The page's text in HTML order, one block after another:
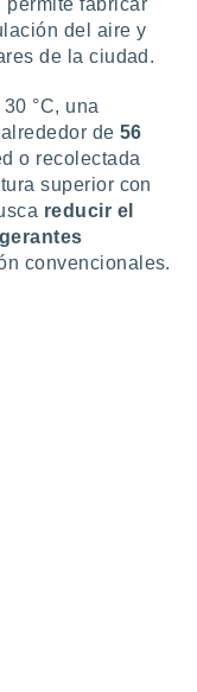
permite fabricar
del aire y
de la ciudad.
°C, una
de56
o recolectada
superior con
reducir el
convencionales.